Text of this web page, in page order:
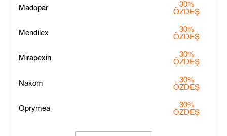
Madopar
30%
ÖZDEŞ
Mendilex
30%
ÖZDEŞ
Mirapexin
30%
ÖZDEŞ
Nakom
30%
ÖZDEŞ
Oprymea
30%
ÖZDEŞ